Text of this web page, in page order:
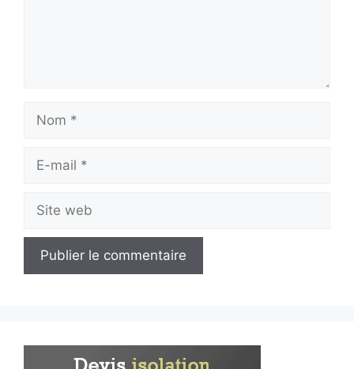
Nom
Site
web